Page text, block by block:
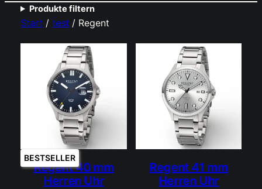
Produkte filtern
Start / test / Regent
BESTSELLER
Regent 40 mm
Herren Uhr
Regent 41 mm
Herren Uhr